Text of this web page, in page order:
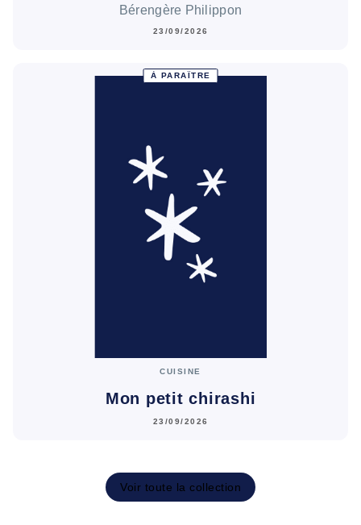
Bérengère Philippon
23/09/2026
À PARAÎTRE
CUISINE
Mon petit chirashi
23/09/2026
Voir toute la collection